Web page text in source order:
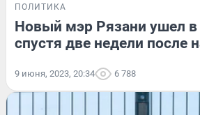
ПОЛИТИКА
Новый мэр Рязани ушел в
спустя две недели после
9 июня, 2023, 20:34 6 788